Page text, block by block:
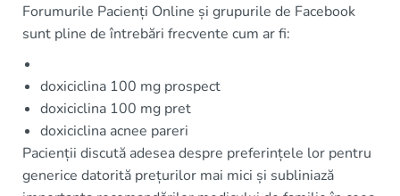
Forumurile Pacienți Online și grupurile de Facebook
sunt pline de întrebări frecvente cum ar fi:
doxiciclina 100 mg prospect
doxiciclina 100 mg pret
doxiciclina acnee pareri
Pacienții discută adesea despre preferințele lor pentru
generice datorită prețurilor mai mici și subliniază